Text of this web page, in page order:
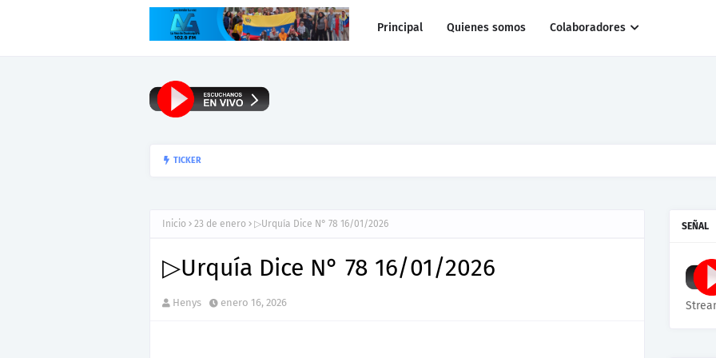
Principal Quienes somos Colaboradores
TICKER
Inicio 23 de enero ▷Urquía Dice N° 78 16/01/2026
▷Urquía Dice N° 78 16/01/2026
Henys enero 16, 2026
SEÑAL